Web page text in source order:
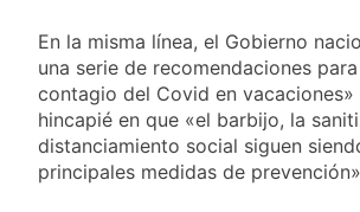
En la misma línea, el Gobierno
una serie de recomendaciones
contagio del Covid en vacaciones»
hincapié en que «el barbijo, la
distanciamiento social siguen
principales medidas de